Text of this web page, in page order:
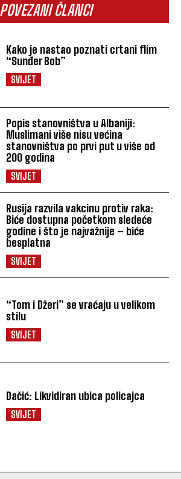
POVEZANI ČLANCI
Kako je nastao poznati crtani flim
“Sunđer Bob”
SVIJET
Popis stanovništva u Albaniji:
Muslimani više nisu većina
stanovništva po prvi put u više od
200 godina
SVIJET
Rusija razvila vakcinu protiv raka:
Biće dostupna početkom sledeće
godine i što je najvažnije – biće
besplatna
SVIJET
“Tom i Džeri” se vraćaju u velikom
stilu
SVIJET
Dačić: Likvidiran ubica policajca
SVIJET